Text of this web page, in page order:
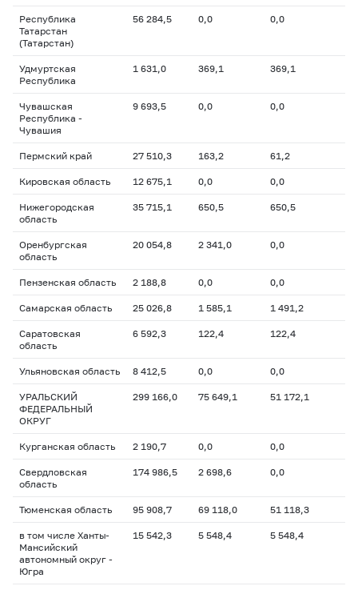
Республика
Татарстан
(Татарстан)
56 284,5 0,0 0,0
Удмуртская
Республика
1 631,0 369,1 369,1
Чувашская
Республика -
Чувашия
9 693,5 0,0 0,0
Пермский край 27 510,3 163,2 61,2
Кировская область 12 675,1 0,0 0,0
Нижегородская
область
35 715,1 650,5 650,5
Оренбургская
область
20 054,8 2 341,0 0,0
Пензенская область 2 188,8 0,0 0,0
Самарская область 25 026,8 1 585,1 1 491,2
Саратовская
область
6 592,3 122,4 122,4
Ульяновская область 8 412,5 0,0 0,0
УРАЛЬСКИЙ
ФЕДЕРАЛЬНЫЙ
ОКРУГ
299 166,0 75 649,1 51 172,1
Курганская область 2 190,7 0,0 0,0
Свердловская
область
174 986,5 2 698,6 0,0
Тюменская область 95 908,7 69 118,0 51 118,3
в том числе Ханты-
Мансийский
автономный округ -
Югра
15 542,3 5 548,4 5 548,4